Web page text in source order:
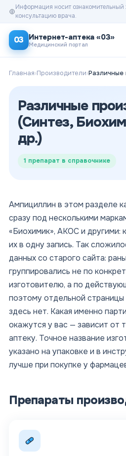
Информация носит ознакомительный
консультацию врача.
03 Интернет-аптека «03»
Медицинский портал
Главная›Производители›
Различные
(Синтез,
др.)
1 препарат в справочнике
Ампициллин в этом разделе
сразу под несколькими
«Биохимик», АКОС и другими:
их в одну запись. Так
данных со старого сайта:
группировались не по
изготовителю, а по
поэтому отдельной
здесь нет. Какая именно
окажутся у вас — зависит от
аптеку. Точное название
указано на упаковке и в
лучше при покупке у
Препараты